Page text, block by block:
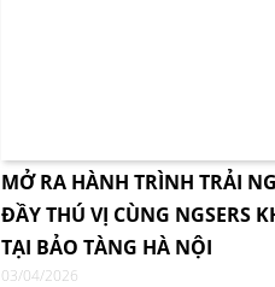
MỞ RA HÀNH TRÌNH TRẢI
ĐẦY THÚ VỊ CÙNG NGSERS
TẠI BẢO TÀNG HÀ NỘI
03/04/2026